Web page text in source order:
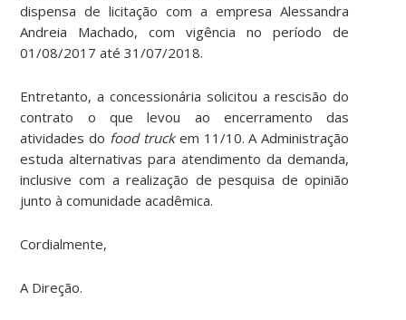
dispensa de licitação com a empresa Alessandra
Andreia Machado, com vigência no período de
01/08/2017 até 31/07/2018.
Entretanto, a concessionária solicitou a rescisão do
contrato o que levou ao encerramento das
atividades do food truckem 11/10. A Administração
estuda alternativas para atendimento da demanda,
inclusive com a realização de pesquisa de opinião
junto à comunidade acadêmica.
Cordialmente,
A Direção.